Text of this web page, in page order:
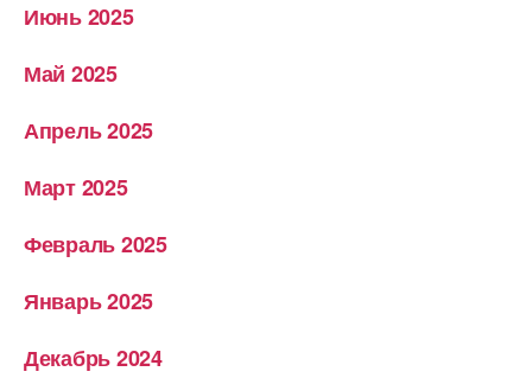
Июнь 2025
Май 2025
Апрель 2025
Март 2025
Февраль 2025
Январь 2025
Декабрь 2024